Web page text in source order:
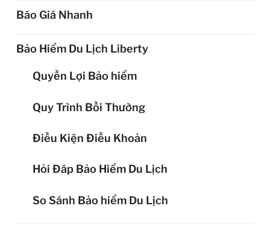
Báo Giá Nhanh
Bảo Hiểm Du Lịch Liberty
Quyền Lợi Bảo hiểm
Quy Trình Bồi Thường
Điều Kiện Điều Khoản
Hỏi Đáp Bảo Hiểm Du Lịch
So Sánh Bảo hiểm Du Lịch